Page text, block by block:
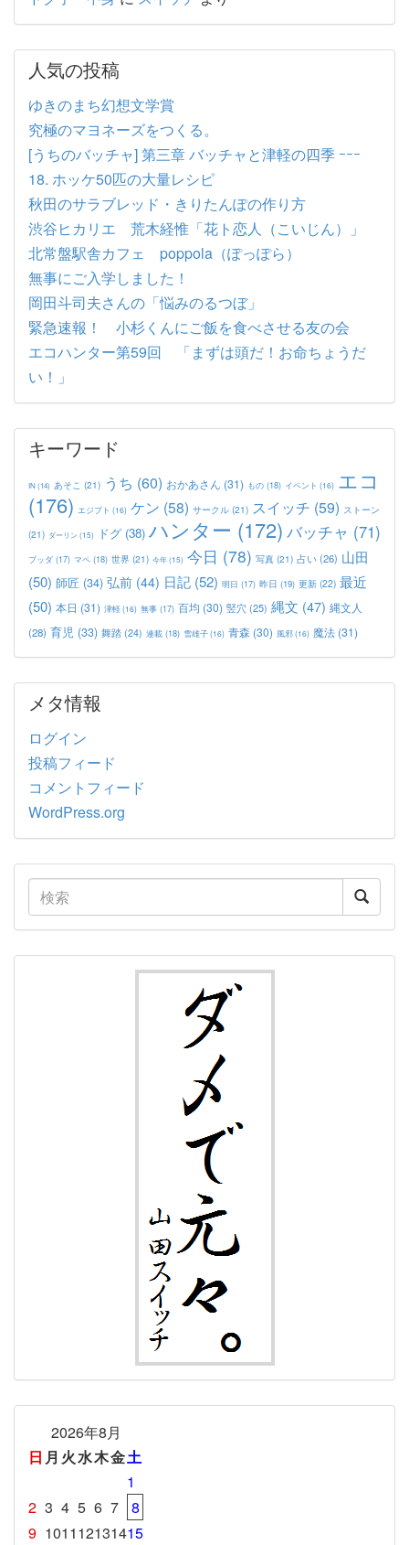
人気の投稿
ゆきのまち幻想文学賞
究極のマヨネーズをつくる。
[うちのバッチャ] 第三章 バッチャと津軽の四季 ｰｰｰ
18. ホッケ50匹の大量レシピ
秋田のサラブレッド・きりたんぽの作り方
渋谷ヒカリエ 荒木経惟「花ト恋人（こいじん）」
北常盤駅舎カフェ poppola（ぽっぽら）
無事にご入学しました！
岡田斗司夫さんの「悩みのるつぼ」
緊急速報！ 小杉くんにご飯を食べさせる友の会
エコハンター第59回 「まずは頭だ！お命ちょうだ
い！」
キーワード
IN(14) あそこ (21) うち (60) おかあさん (31) もの (18) イベント (16) エコ
(176) エジプト (16) ケン (58) サークル (21) スイッチ (59) ストーン
(21) ダーリン(15) ドグ (38) ハンター (172) バッチャ (71)
ブッダ (17) マペ (18) 世界 (21) 今年(15) 今日 (78) 写真 (21) 占い(26) 山田
(50) 師匠 (34) 弘前 (44) 日記 (52) 明日 (17) 昨日 (19) 更新 (22) 最近
(50) 本日 (31) 津軽(16) 無事 (17) 百均 (30) 竪穴 (25) 縄文 (47) 縄文人
(28) 育児 (33) 舞踏 (24) 連載 (18) 雪雄子(16) 青森 (30) 風邪(16) 魔法 (31)
メタ情報
ログイン
投稿フィード
コメントフィード
WordPress.org
2026年8月
日 月 火水木金土
1
2 3 4 5 6 7
8
9 101112131415